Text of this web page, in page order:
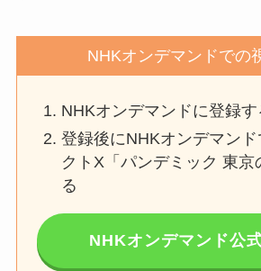
NHKオンデマンドでの
NHKオンデマンドに登録す
登録後にNHKオンデマンド
クトX「パンデミック 東京
る
NHKオンデマンド公